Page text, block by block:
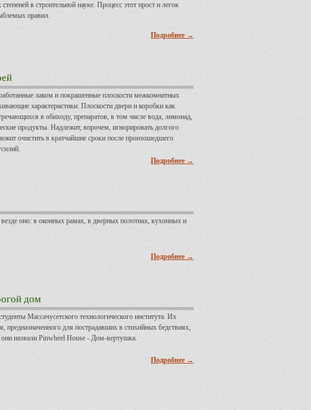
в строительной науке. Процесс этот прост и легок
правил.
Подробнее →
лаком и покрашенные плоскости межкомнатных
характеристики. Плоскости двери и коробки как
в обиходу, препаратов, в том числе вода, лимонад,
продукты. Надлежит, впрочем, игнорировать долгого
очистить в кратчайшие сроки после произошедшего
Подробнее →
оно: в оконных рамах, в дверных полотнах, кухонных и
Подробнее →
дом
Массачусетского технологического института. Их
предназначенного для пострадавших в стихийных бедствиях,
назвали Pinwheel House - Дом-вертушка.
Подробнее →